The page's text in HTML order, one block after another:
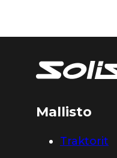
Mallisto
Traktorit